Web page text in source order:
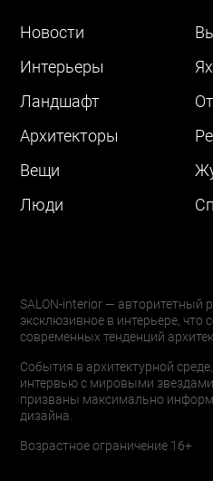
Новости
Интерьеры
Ландшафт
Архитекторы
Вещи
Люди
SALON-interior — авторитетный
эксклюзивное в интерьере, что
современных тенденций
События в архитектурной
интервью с мировыми
призваны максимально
дизайна.
Возрастное ограничение 16+